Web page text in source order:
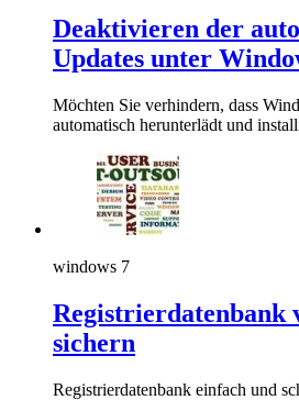
Deaktivieren der
Updates unter
Möchten Sie verhindern, dass
automatisch herunterlädt und
windows 7
Registrierdatenbank
sichern
Registrierdatenbank einfach und